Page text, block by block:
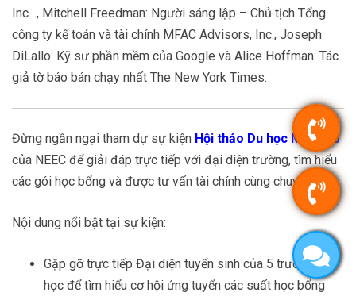
Inc…, Mitchell Freedman: Người sáng lập – Chủ tịch Tổng
công ty kế toán và tài chính MFAC Advisors, Inc., Joseph
DiLallo: Kỹ sư phần mềm của Google và Alice Hoffman: Tác
giả tờ báo bán chạy nhất The New York Times.
Đừng ngần ngại tham dự sự kiện Hội thảo Du học Mỹ 2023
của NEEC để giải đáp trực tiếp với đại diện trường, tìm hiểu
các gói học bổng và được tư vấn tài chính cùng chuyên gia!
Nội dung nổi bật tại sự kiện:
Gặp gỡ trực tiếp Đại diện tuyển sinh của 5 trường Đại
học để tìm hiểu cơ hội ứng tuyển các suất học bổng